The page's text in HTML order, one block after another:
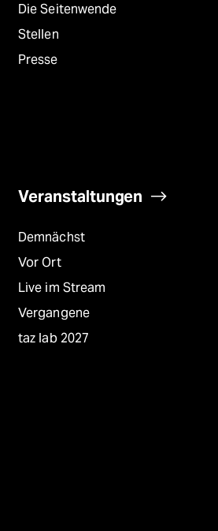
Die Seitenwende
Stellen
Presse
Veranstaltungen
Demnächst
Vor Ort
Live im Stream
Vergangene
taz lab 2027